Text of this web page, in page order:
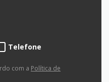
Telefone
com a Política de